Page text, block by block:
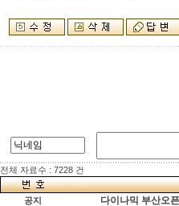
전체 자료수 : 7228 건
공지 다이나믹 부산오